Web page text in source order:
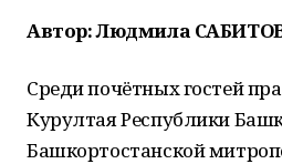
Автор: Людмила
Среди почётных гостей
Курултая Республики
Башкортостанской